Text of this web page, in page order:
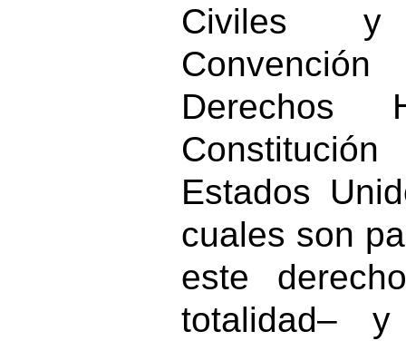
Civiles
Derechos
Estados
cuales son
este
totalidad–